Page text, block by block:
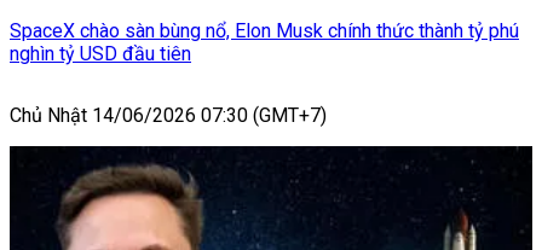
SpaceX chào sàn bùng nổ, Elon Musk chính thức thành tỷ phú
nghìn tỷ USD đầu tiên
Chủ Nhật 14/06/2026 07:30 (GMT+7)